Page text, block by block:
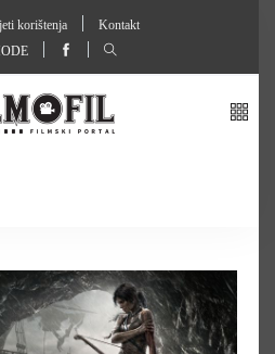
korištenja
Kontakt